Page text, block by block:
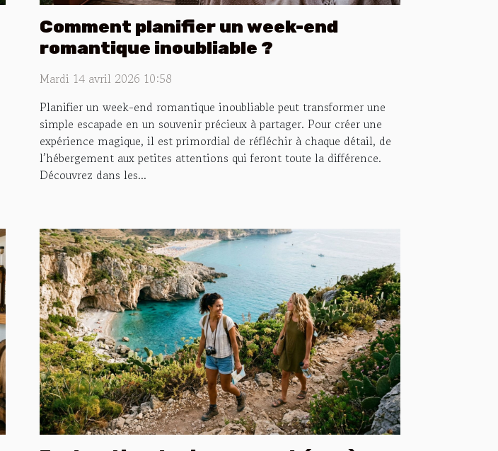
Comment planifier un week-end
romantique inoubliable ?
Mardi 14 avril 2026 10:58
Planifier un week-end romantique inoubliable peut transformer une
simple escapade en un souvenir précieux à partager. Pour créer une
expérience magique, il est primordial de réfléchir à chaque détail, de
l’hébergement aux petites attentions qui feront toute la différence.
Découvrez dans les...